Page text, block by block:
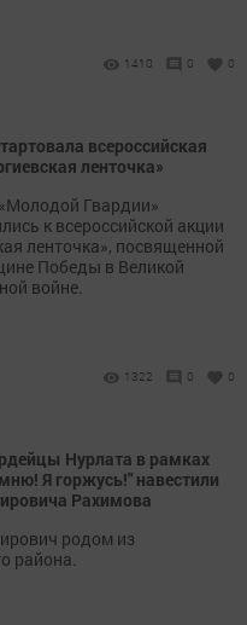
1410 0 0
всероссийская
ленточка»
Гвардии»
к всероссийской акции
ленточка», посвященной
Победы в Великой
войне.
1322 0 0
Нурлата в рамках
Я горжусь!" навестили
Рахимова
родом из
района.